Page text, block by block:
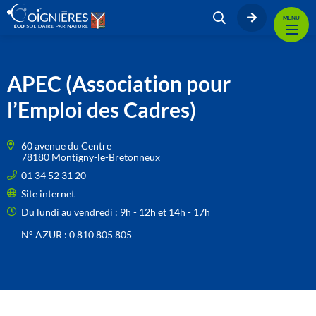
MENU
APEC (Association pour
l’Emploi des Cadres)
60 avenue du Centre
78180 Montigny-le-Bretonneux
01 34 52 31 20
Site internet
Du lundi au vendredi : 9h - 12h et 14h - 17h
N° AZUR : 0 810 805 805